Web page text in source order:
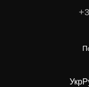
Укр